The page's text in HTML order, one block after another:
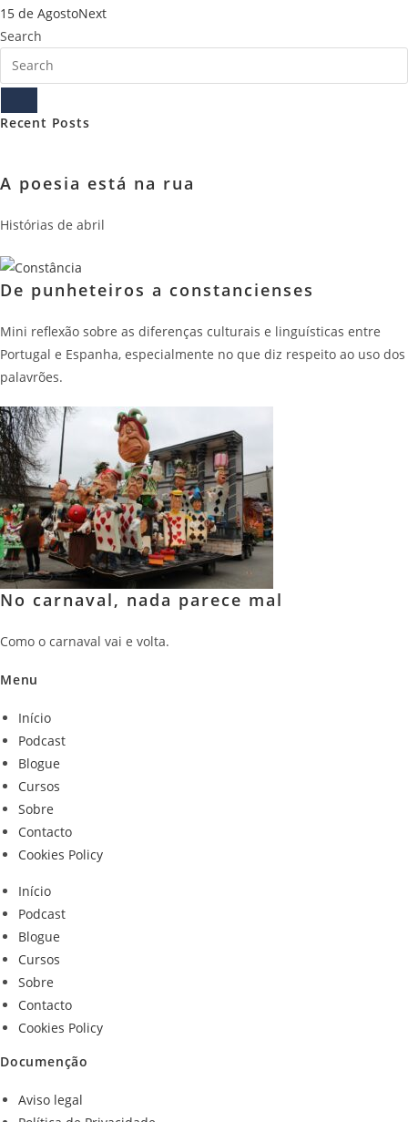
15 de AgostoNext
Search
Recent Posts
A poesia está na rua
Histórias de abril
De punheteiros a constancienses
Mini reflexão sobre as diferenças culturais e linguísticas entre
Portugal e Espanha, especialmente no que diz respeito ao uso dos
palavrões.
No carnaval, nada parece mal
Como o carnaval vai e volta.
Menu
Início
Podcast
Blogue
Cursos
Sobre
Contacto
Cookies Policy
Início
Podcast
Blogue
Cursos
Sobre
Contacto
Cookies Policy
Documenção
Aviso legal